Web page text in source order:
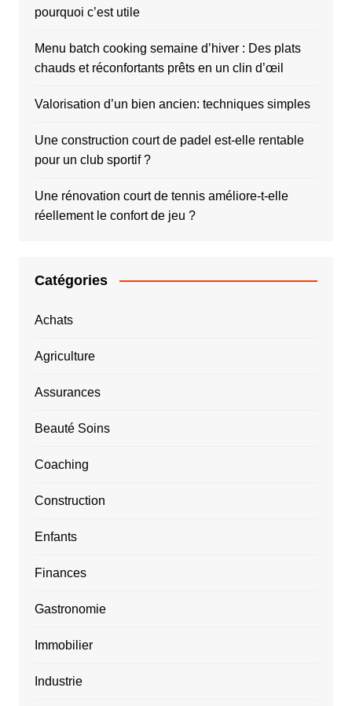
pourquoi c’est utile
Menu batch cooking semaine d’hiver : Des plats
chauds et réconfortants prêts en un clin d’œil
Valorisation d’un bien ancien: techniques simples
Une construction court de padel est-elle rentable
pour un club sportif ?
Une rénovation court de tennis améliore-t-elle
réellement le confort de jeu ?
Catégories
Achats
Agriculture
Assurances
Beauté Soins
Coaching
Construction
Enfants
Finances
Gastronomie
Immobilier
Industrie